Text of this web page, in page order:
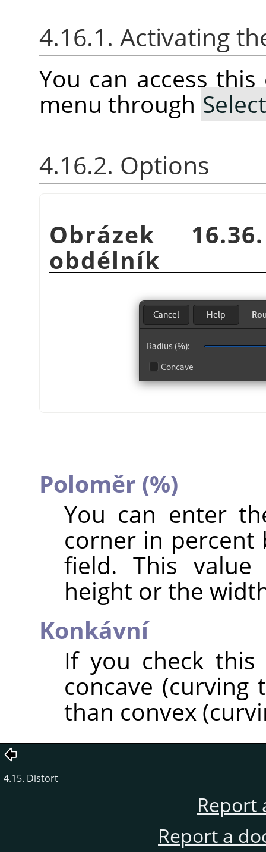
4.16.1. Activating
You can access
menu through Select
4.16.2. Options
Obrázek
obdélník
Poloměr (%)
You can enter
corner in percent
field. This
height or the
Konkávní
If you check
concave
than convex
4.15. Distort
Report
Report a